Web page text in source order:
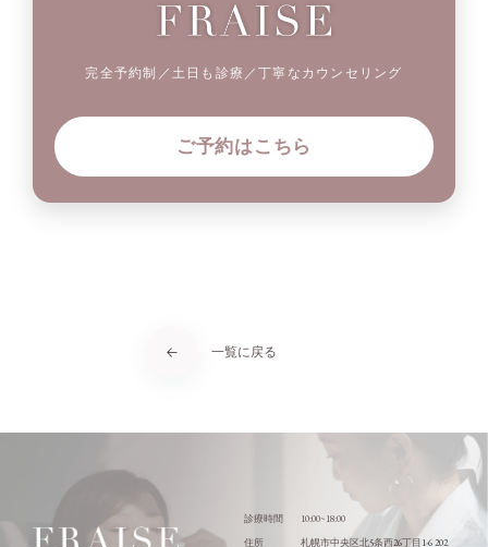
完全予約制／土日も診療／丁寧なカウンセリング
ご予約はこちら
一覧に戻る
診療時間 10:00~18:00
住所 札幌市中央区北5条西26丁目 1-6 202